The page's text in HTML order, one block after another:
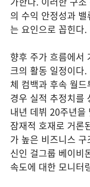
의 수익 안정성과
는 요인으로 꼽힌다.
향후 주가 흐름에서
크의 활동 일정이다
체 컴백과 후속 월
경우 실적 추정치를
내년 데뷔 20주년을
잠재적 호재로 거론
가 높은 비즈니스
신인 걸그룹 베이비
속도에 대한 모니터